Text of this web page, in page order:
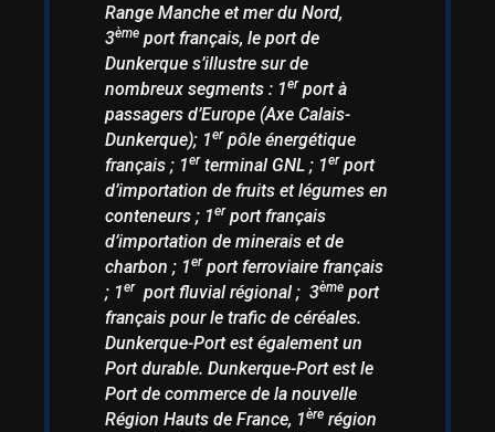
Range Manche et mer du Nord,
3ème port français, le port de
Dunkerque s’illustre sur de
nombreux segments : 1erport à
passagers d’Europe (Axe Calais-
Dunkerque); 1erpôle énergétique
français ; 1erterminal GNL ; 1erport
d’importation de fruits et légumes en
conteneurs ; 1erport français
d’importation de minerais et de
charbon ; 1erport ferroviaire français
; 1erport fluvial régional ; 3ème port
français pour le trafic de céréales.
Dunkerque-Port est également un
Port durable. Dunkerque-Port est le
Port de commerce de la nouvelle
Région Hauts de France, 1ère région